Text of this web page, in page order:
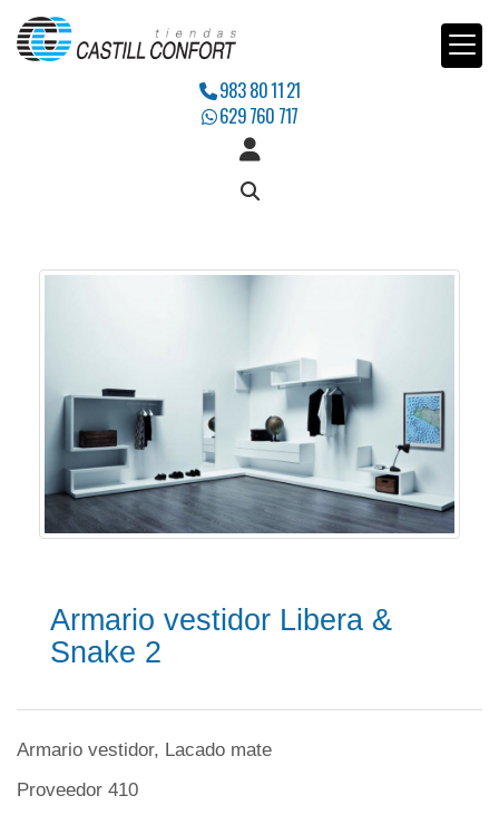
983 80 11 21
629 760 717
Armario vestidor Libera &
Snake 2
Armario vestidor, Lacado mate
Proveedor 410